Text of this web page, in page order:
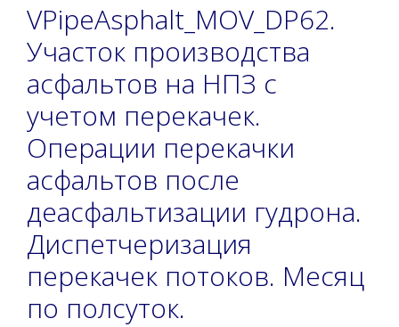
VPipeAsphalt_MOV_DP62.
Участок производства
асфальтов на НПЗ с
учетом перекачек.
Операции перекачки
асфальтов после
деасфальтизации гудрона.
Диспетчеризация
перекачек потоков. Месяц
по полсуток.